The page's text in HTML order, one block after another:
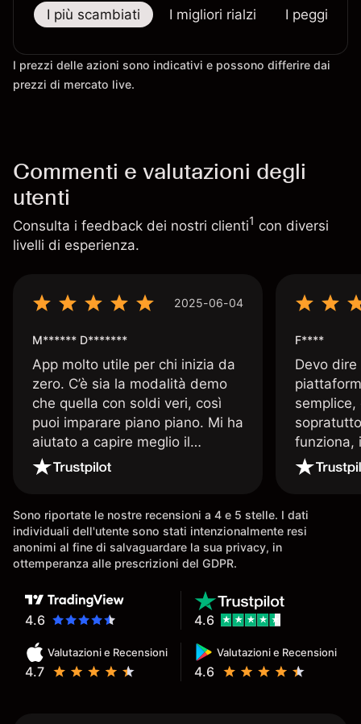
I più scambiati I migliori rialzi I peggiori
I prezzi delle azioni sono indicativi e possono differire dai
prezzi di mercato live.
Commenti e valutazioni degli
utenti
Consulta i feedback dei nostri clienti1 con diversi
livelli di esperienza.
2025-06-04
M****** D*******
App molto utile per chi inizia da
zero. C’è sia la modalità demo
che quella con soldi veri, così
puoi imparare piano piano. Mi ha
aiutato a capire meglio il
trading. La consiglio a chi parte
senza esperienza.
F****
Devo
funziona,
Davide e'
spiega
Sono riportate le nostre recensioni a 4 e 5 stelle. I dati
individuali dell'utente sono stati intenzionalmente resi
anonimi al fine di salvaguardare la sua privacy, in
ottemperanza alle prescrizioni del GDPR.
4.6
Valutazioni e Recensioni
4.7
Valutazioni e Recensioni
4.6
4.6